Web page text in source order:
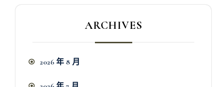
ARCHIVES
2026 年 8 月